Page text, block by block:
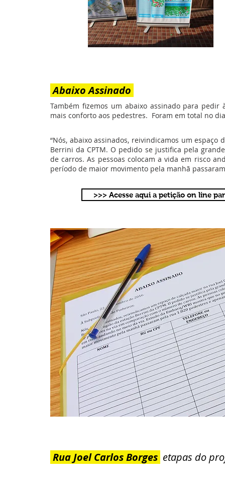
Abaixo Assinado
Também fizemos um abaixo assinado para pedir
mais conforto aos pedestres. Foram em total no
“Nós, abaixo assinados, reivindicamos um espaço
Berrini da CPTM. O pedido se justifica pela
de carros. As pessoas colocam a vida em risco
período de maior movimento pela manhã
>>> Acesse aqui a petição on line
Rua Joel Carlos Borges etapas do